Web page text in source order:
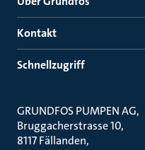
Kontakt
Schnellzugriff
GRUNDFOS PUMPEN AG
Bruggacherstrasse 10
8117 Fällanden